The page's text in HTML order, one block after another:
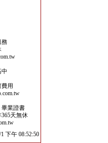
務
中
用
畢業證書
天無休
下午 08:52:50